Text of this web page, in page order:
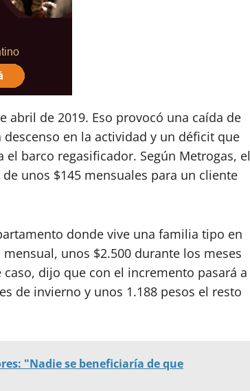
abril de 2019. Eso provocó una caída de
en la actividad y un déficit que
barco regasificador. Según Metrogas, el
unos $145 mensuales para un cliente
donde vive una familia tipo en
unos $2.500 durante los meses
dijo que con el incremento pasará a
de invierno y unos 1.188 pesos el resto
"Nadie se beneficiaría de que